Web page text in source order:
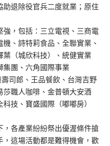
退除役官兵二度就業；原住
，包括：三立電視、三商電
、詩特莉食品、全聯實業、
葉（城欣科技）、統健實業
集團、六角國際事業
司郎、王品餐飲、台灣吉野
莎職人咖啡、金普頓大安酒
技、寶盛國際（嘟嘟房）
各產業紛紛祭出優渥條件搶
這場活動都是難得機會，歡